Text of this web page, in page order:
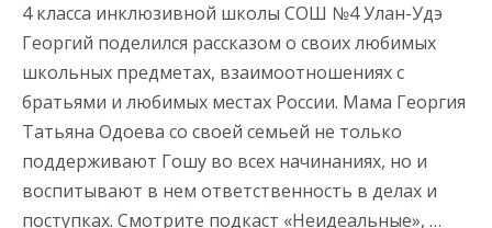
4 класса инклюзивной школы СОШ №4 Улан-Удэ
Георгий поделился рассказом о своих любимых
школьных предметах, взаимоотношениях с
братьями и любимых местах России. Мама Георгия
Татьяна Одоева со своей семьей не только
поддерживают Гошу во всех начинаниях, но и
воспитывают в нем ответственность в делах и
поступках. Смотрите подкаст «Неидеальные», …